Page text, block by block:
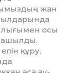
жан
осы
ашылды.
құру,